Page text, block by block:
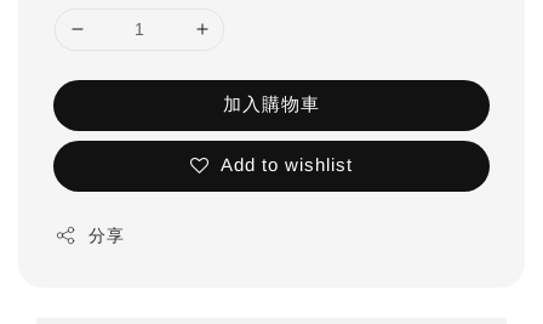
加入購物車
Add to wishlist
分享